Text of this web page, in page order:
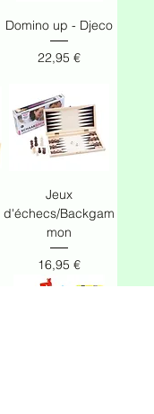
Domino up - Djeco
Prix
22,95 €
Jeux
d'échecs/Backgam
mon
Prix
16,95 €